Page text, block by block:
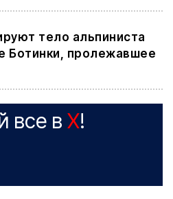
тело альпиниста
Ботинки, пролежавшее
все в X!